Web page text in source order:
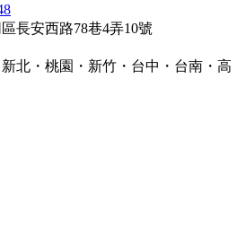
長安西路78巷4弄10號
北・桃園・新竹・台中・台南・高